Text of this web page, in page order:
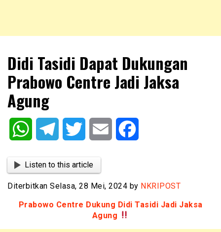
NKRIPOST
Didi Tasidi Dapat Dukungan
Prabowo Centre Jadi Jaksa
Agung
WhatsAppTelegram Twitter Email
Listen to this article
Diterbitkan Selasa, 28 Mei, 2024 by NKRIPOST
Prabowo Centre Dukung Didi Tasidi Jadi Jaksa
Agung